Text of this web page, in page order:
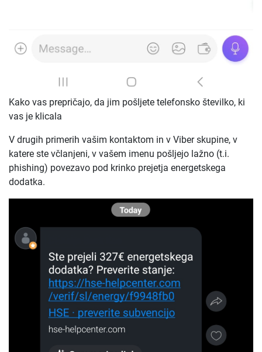
Kako vas prepričajo, da jim pošljete telefonsko številko, ki
vas je klicala
V drugih primerih vašim kontaktom in v Viber skupine, v
katere ste včlanjeni, v vašem imenu pošljejo lažno (t.i.
phishing) povezavo pod krinko prejetja energetskega
dodatka.